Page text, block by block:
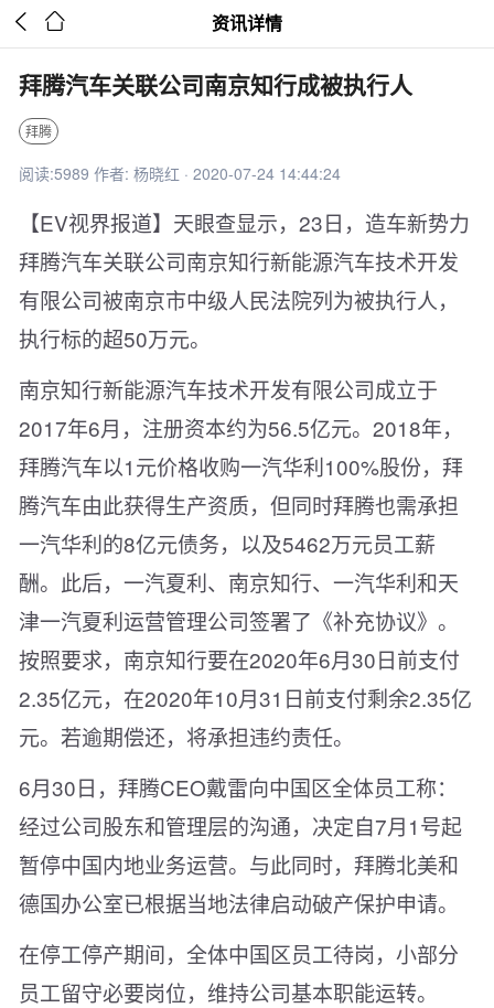
  资讯详情
拜腾汽车关联公司南京知行成被执行人
拜腾
阅读:5989 作者: 杨晓红 · 2020-07-24 14:44:24
【EV视界报道】天眼查显示，23日，造车新势力
拜腾汽车关联公司南京知行新能源汽车技术开发
有限公司被南京市中级人民法院列为被执行人，
执行标的超50万元。
南京知行新能源汽车技术开发有限公司成立于
2017年6月，注册资本约为56.5亿元。2018年，
拜腾汽车以1元价格收购一汽华利100%股份，拜
腾汽车由此获得生产资质，但同时拜腾也需承担
一汽华利的8亿元债务，以及5462万元员工薪
酬。此后，一汽夏利、南京知行、一汽华利和天
津一汽夏利运营管理公司签署了《补充协议》。
按照要求，南京知行要在2020年6月30日前支付
2.35亿元，在2020年10月31日前支付剩余2.35亿
元。若逾期偿还，将承担违约责任。
6月30日，拜腾CEO戴雷向中国区全体员工称：
经过公司股东和管理层的沟通，决定自7月1号起
暂停中国内地业务运营。与此同时，拜腾北美和
德国办公室已根据当地法律启动破产保护申请。
在停工停产期间，全体中国区员工待岗，小部分
员工留守必要岗位，维持公司基本职能运转。